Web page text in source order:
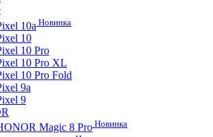
10a Новинка
10
10 Pro
10 Pro XL
10 Pro Fold
9a
9
Magic 8 Pro Новинка